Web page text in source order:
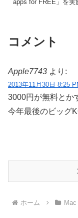
apps for FREE」を実
コメント
Apple7743 より:
2013年11月30日 8:25
3000円が無料とか
今年最後のビッグ
ホーム Mac